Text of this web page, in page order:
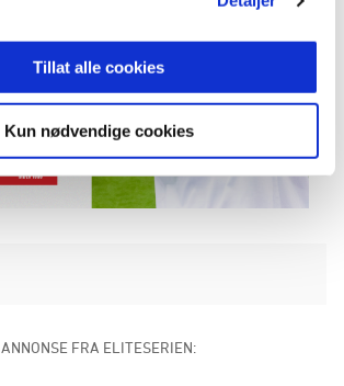
Tillat alle cookies
Kun nødvendige cookies
ANNONSE FRA ELITESERIEN: